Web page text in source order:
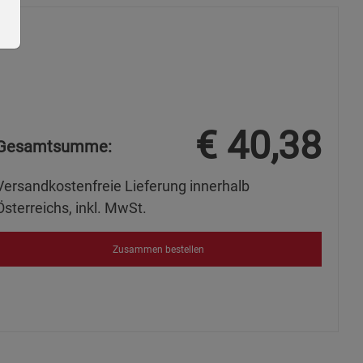
€ 40,38
Lieferung innerhalb
inkl. MwSt.
Zusammen bestellen